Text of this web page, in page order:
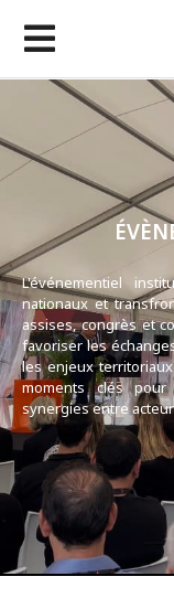
L'événementiel
nationaux et
assises, congrès et
favoriser les
les enjeux
moments clés
synergies entre